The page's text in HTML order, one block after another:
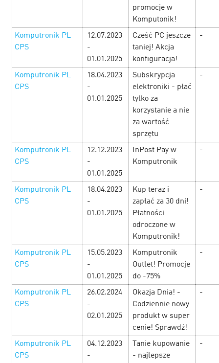
LEARN MORE
Man’s week — Неделя исполнения
мужских желаний!26 February’25
Путь к сердцу мужчины лежит через прибыльные
офферы! Поэтому всю неделю, с 21 по 28 февраля, вас
ждут офферы, с повышенными ставками, акции,
промокоды и другие специальные бонусы от
LEARN MORE
promocje w
Komputonik!
Komputronik PL
CPS
12.07.2023
-
01.01.2025
Cześć PC jeszcze
taniej! Akcja
konfiguracja!
-
Komputronik PL
CPS
18.04.2023
-
01.01.2025
Subskrypcja
elektroniki - płać
tylko za
korzystanie a nie
za wartość
sprzętu
-
Komputronik PL
CPS
12.12.2023
-
01.01.2025
InPost Pay w
Komputronik
-
Komputronik PL
CPS
18.04.2023
-
01.01.2025
Kup teraz i
zapłać za 30 dni!
Płatności
odroczone w
Komputronik!
-
Komputronik PL
CPS
15.05.2023
-
01.01.2025
Komputronik
Outlet! Promocje
do -75%
-
Komputronik PL
CPS
26.02.2024
-
02.01.2025
Okazja Dnia! -
Codziennie nowy
produkt w super
cenie! Sprawdź!
-
Komputronik PL
CPS
04.12.2023
-
Tanie kupowanie
- najlepsze
-